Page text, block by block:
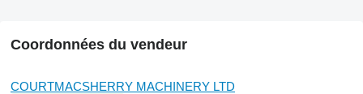
Coordonnées du vendeur
COURTMACSHERRY MACHINERY LTD